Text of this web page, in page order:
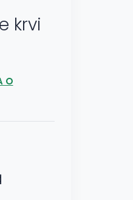
krvi
O